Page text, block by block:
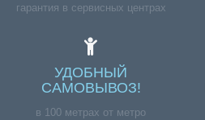
гарантия в сервисных центрах
УДОБНЫЙ
САМОВЫВОЗ!
в 100 метрах от метро